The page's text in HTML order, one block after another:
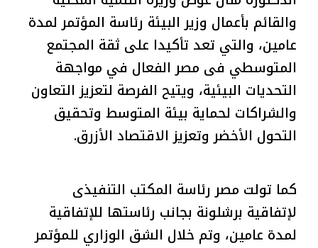
والقائم بأعمال وزير البيئة رئاسة المؤتمر لمدة
عامين، والتي تعد تأكيدا على ثقة المجتمع
المتوسطي فى مصر الفعال في مواجهة
التحديات البيئية، ويتيح الفرصة لتعزيز التعاون
والشراكات لحماية بيئة المتوسط وتحقيق
التحول الأخضر وتعزيز الاقتصاد الأزرق.
كما تولت مصر رئاسة المكتب التنفيذى
لإتفاقية برشلونة بجانب رئاستها للإتفاقية
لمدة عامين، وتم خلال الشق الوزاري للمؤتمر